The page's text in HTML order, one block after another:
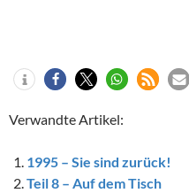
Verwandte Artikel:
1995 – Sie sind zurück!
Teil 8 – Auf dem Tisch